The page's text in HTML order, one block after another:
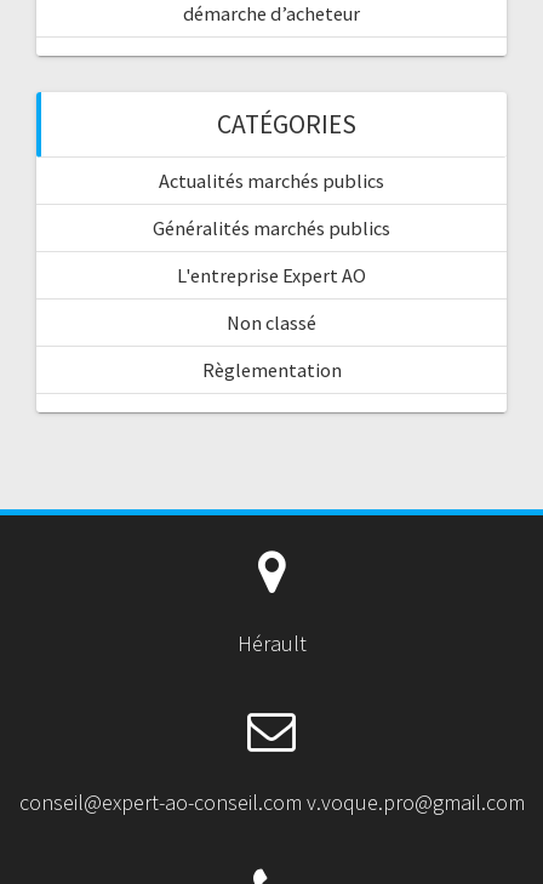
d
e
s
a
r
t
c
e
démarche d’acheteur
CATÉGORIES
Actualités marchés publics
Généralités marchés publics
L'entreprise Expert AO
Non classé
Règlementation
Hérault
conseil@expert-ao-conseil.com v.voque.pro@gmail.com